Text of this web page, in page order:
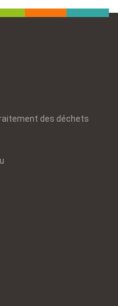
des déchets